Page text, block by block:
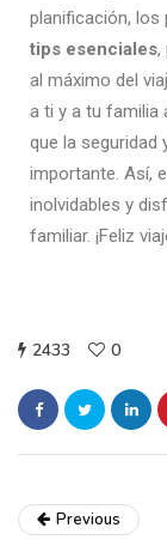
planificación, los
tips esenciales,
al máximo del
a ti y a tu familia
que la seguridad
importante. Así,
inolvidables y
familiar. ¡Feliz
2433 0
Previous